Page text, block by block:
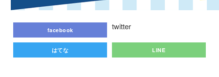
facebook twitter
はてな LINE